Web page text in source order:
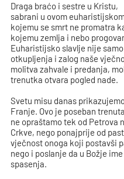
Draga braćo i sestre u Kristu,
sabrani u ovom
kojemu se smrt ne promatra
kojemu zemlja i nebo
Euharistijsko slavlje nije
otkupljenja i zalog naše
molitva zahvale i predanja,
trenutka otvara pogled nade.
Svetu misu danas
Franje. Ovo je poseban
ne opraštamo tek od Petrova
Crkve, nego ponajprije od
vječnost onoga koji postavši
nego i poslanje da u Božje
spasenja.